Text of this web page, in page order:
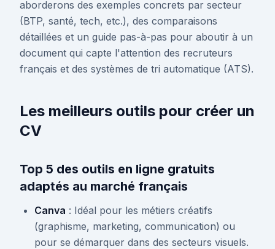
aborderons des exemples concrets par secteur
(BTP, santé, tech, etc.), des comparaisons
détaillées et un guide pas-à-pas pour aboutir à un
document qui capte l'attention des recruteurs
français et des systèmes de tri automatique (ATS).
Les meilleurs outils pour créer un
CV
Top 5 des outils en ligne gratuits
adaptés au marché français
Canva : Idéal pour les métiers créatifs
(graphisme, marketing, communication) ou
pour se démarquer dans des secteurs visuels.